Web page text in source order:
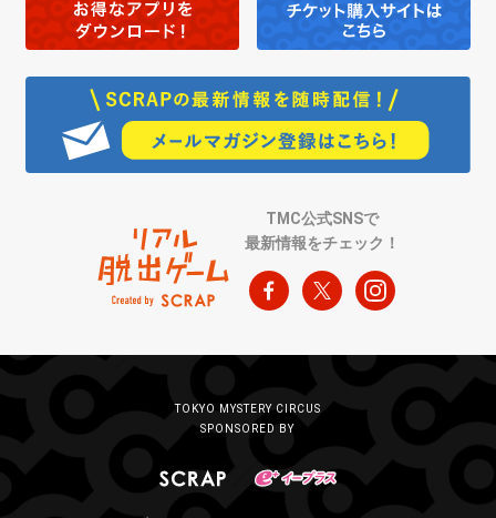
TMC公式SNSで
最新情報をチェック！
TOKYO MYSTERY CIRCUS
SPONSORED BY